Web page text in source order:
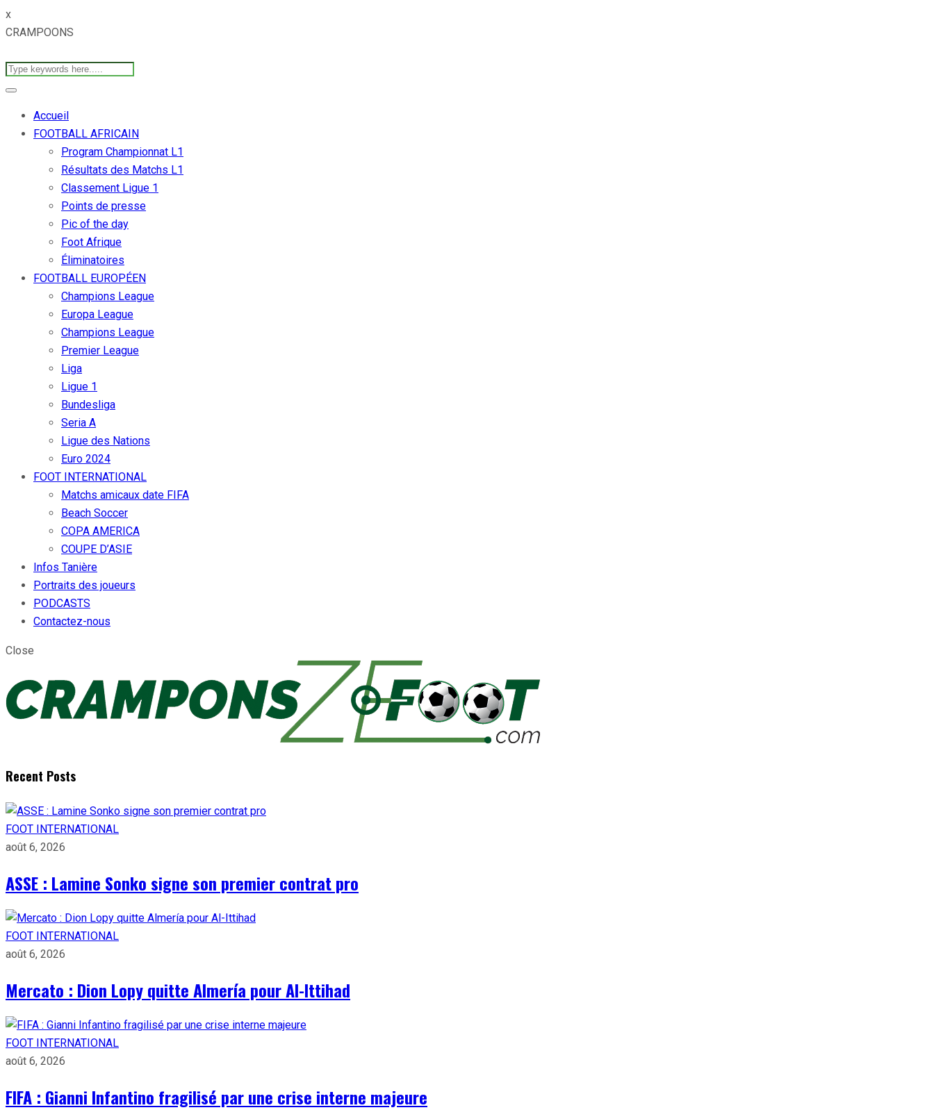
x
CRAMPOONS
Accueil
FOOTBALL AFRICAIN
Program Championnat L1
Résultats des Matchs L1
Classement Ligue 1
Points de presse
Pic of the day
Foot Afrique
Éliminatoires
FOOTBALL EUROPÉEN
Champions League
Europa League
Champions League
Premier League
Liga
Ligue 1
Bundesliga
Seria A
Ligue des Nations
Euro 2024
FOOT INTERNATIONAL
Matchs amicaux date FIFA
Beach Soccer
COPA AMERICA
COUPE D’ASIE
Infos Tanière
Portraits des joueurs
PODCASTS
Contactez-nous
Close
Recent Posts
FOOT INTERNATIONAL
août 6, 2026
ASSE : Lamine Sonko signe son premier contrat pro
FOOT INTERNATIONAL
août 6, 2026
Mercato : Dion Lopy quitte Almería pour Al-Ittihad
FOOT INTERNATIONAL
août 6, 2026
FIFA : Gianni Infantino fragilisé par une crise interne majeure